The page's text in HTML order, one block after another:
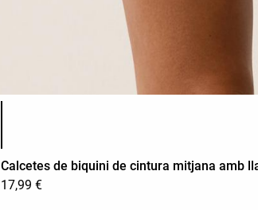
Llista de colors del producte
Calcetes de biquini de cintura mitjana amb
17,99 €